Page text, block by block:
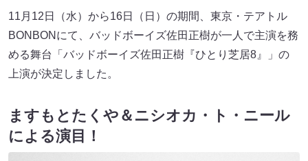
11月12日（水）から16日（日）の期間、東京・テアトル
BONBONにて、バッドボーイズ佐田正樹が一人で主演を務
める舞台「バッドボーイズ佐田正樹『ひとり芝居8』」の
上演が決定しました。
ますもとたくや＆ニシオカ・ト・ニール
による演目！